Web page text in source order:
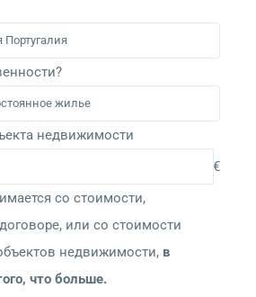
недвижимости
€
со стоимости,
или со стоимости
недвижимости, в
что больше.